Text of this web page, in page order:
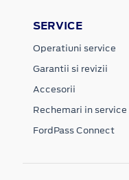
SERVICE
Operatiuni service
Garantii si revizii
Accesorii
Rechemari in service
FordPass Connect